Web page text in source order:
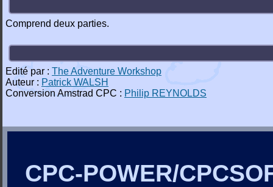
Comprend deux parties.
Edité par : The Adventure Workshop
Auteur : Patrick WALSH
Conversion Amstrad CPC : Philip REYNOLDS
CPC-POWER/